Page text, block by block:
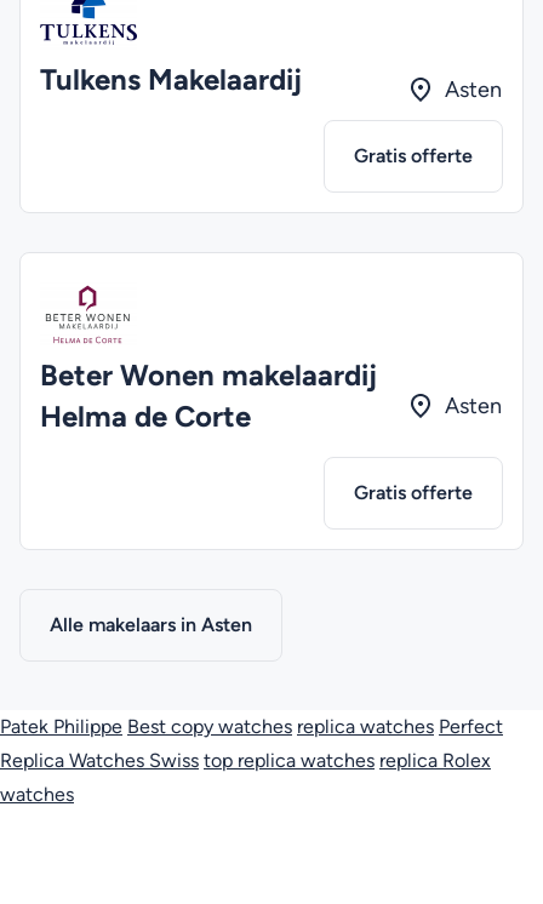
Tulkens Makelaardij Asten
Gratis offerte
Beter Wonen makelaardij
Helma de Corte
Asten
Gratis offerte
Alle makelaars in Asten
Patek Philippe Best copy watches replica watches Perfect
Replica Watches Swiss top replica watches replica Rolex
watches